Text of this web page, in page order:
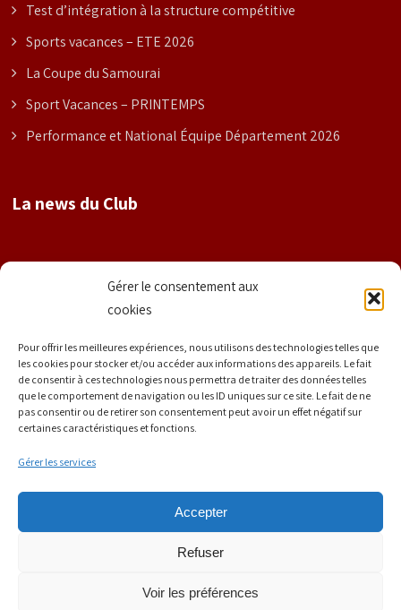
Gérer le consentement aux
cookies
Pour offrir les meilleures expériences, nous utilisons des technologies telles que
les cookies pour stocker et/ou accéder aux informations des appareils. Le fait
de consentir à ces technologies nous permettra de traiter des données telles
que le comportement de navigation ou les ID uniques sur ce site. Le fait de ne
pas consentir ou de retirer son consentement peut avoir un effet négatif sur
certaines caractéristiques et fonctions.
Gérer les services
Accepter
Refuser
Voir les préférences
Test d’intégration à la structure compétitive
Sports vacances – ETE 2026
La Coupe du Samourai
Sport Vacances – PRINTEMPS
Performance et National Équipe Département 2026
La news du Club
Prénom
E-mail*
Strasbourgeoise